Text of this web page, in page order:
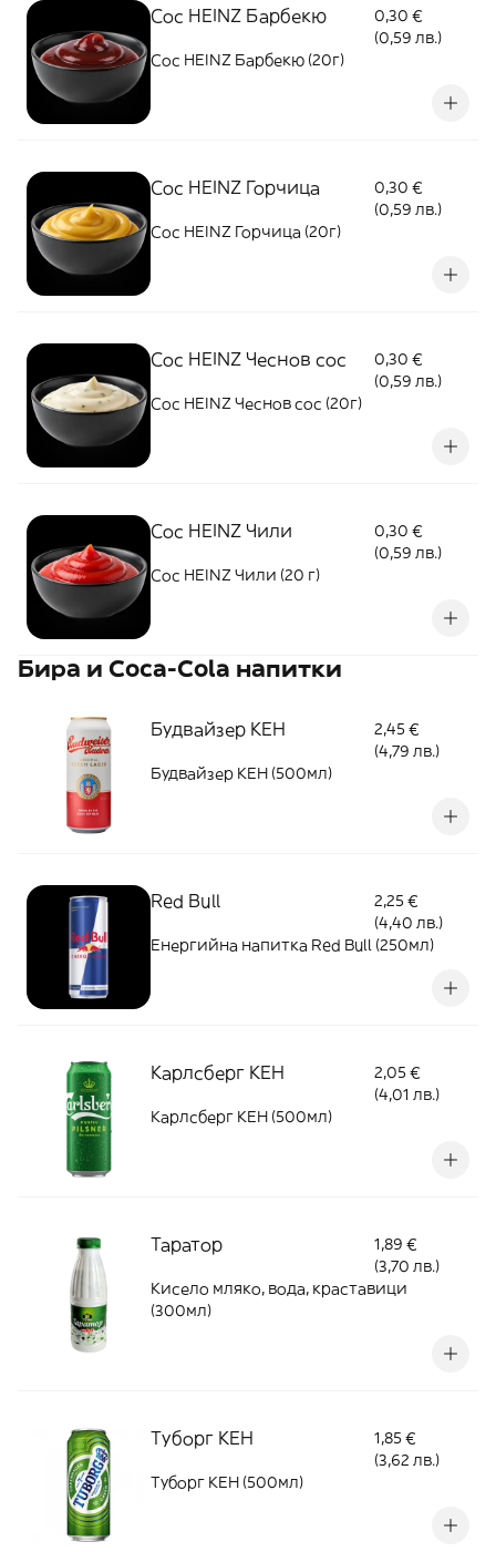
Сос HEINZ Барбекю
0,30 €
(0,59 лв.)
Сос HEINZ Барбекю (20г)
Сос HEINZ Горчица
0,30 €
(0,59 лв.)
Сос HEINZ Горчица (20г)
Сос HEINZ Чеснов сос
0,30 €
(0,59 лв.)
Сос HEINZ Чеснов сос (20г)
Сос HEINZ Чили
0,30 €
(0,59 лв.)
Сос HEINZ Чили (20 г)
Бира и Coca-Cola напитки
Будвайзер КЕН
2,45 €
(4,79 лв.)
Будвайзер КЕН (500мл)
Red Bull
2,25 €
(4,40 лв.)
Енергийна напитка Red Bull (250мл)
Карлсберг КЕН
2,05 €
(4,01 лв.)
Карлсберг КЕН (500мл)
Таратор
1,89 €
(3,70 лв.)
Кисело мляко, вода, краставици
(300мл)
Туборг КЕН
1,85 €
(3,62 лв.)
Туборг КЕН (500мл)